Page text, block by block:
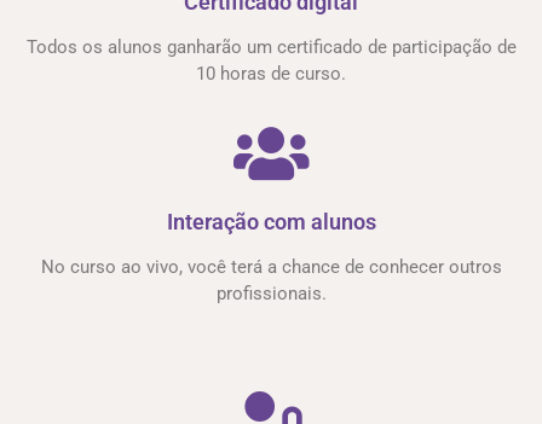
Todos os alunos ganharão um certificado de participação de
10 horas de curso.
Interação com alunos
No curso ao vivo, você terá a chance de conhecer outros
profissionais.